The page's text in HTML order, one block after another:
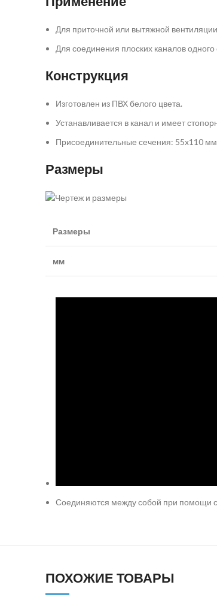
Для приточной или вытяжной
Для соединения плоских каналов одного
Конструкция
Изготовлен из ПВХ белого цвета.
Устанавливается в канал и имеет
Присоединительные сечения: 55х110
Размеры
Размеры
мм
Соединяются между собой при помощи
ПОХОЖИЕ ТОВАРЫ